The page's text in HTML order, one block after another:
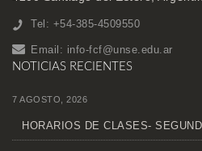
Tel: +54-385-4509550
Email: info-fcf@unse.edu.ar
NOTICIAS RECIENTES
7 AGOSTO, 2026
HORARIOS DE CLASES-